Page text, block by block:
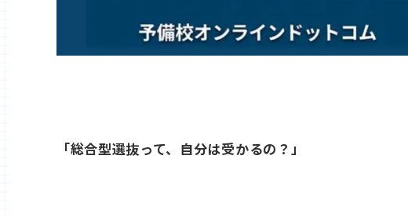
「総合型選抜って、自分は受かるの？」